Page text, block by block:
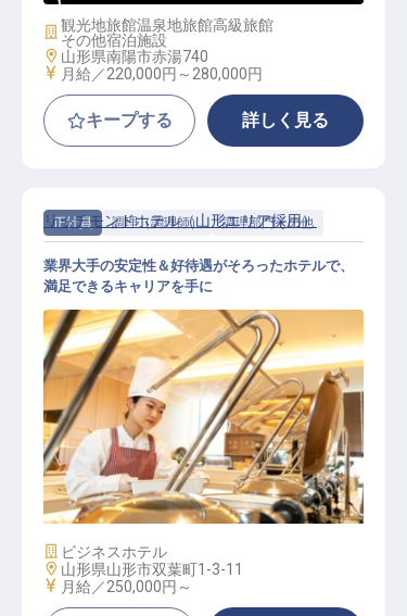
施設業態
観光地旅館温泉地旅館高級旅館
その他宿泊施設
勤務地
山形県南陽市赤湯740
給与
月給／220,000円～ 280,000円
キープする 詳しく見る
正社員 調理（調理師） 調理部門その他
調理│月給25万～／年休116日／手当
充実／経験者優遇／多彩なキャリア
リッチモンドホテル（山形エリア採用）
業界大手の安定性＆好待遇がそろったホテルで、
満足できるキャリアを手に
施設業態
ビジネスホテル
勤務地
山形県山形市双葉町1-3-11
給与
月給／250,000円～